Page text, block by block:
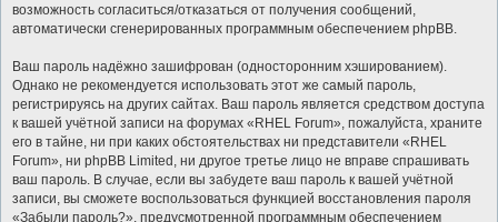
возможность согласиться/отказаться от получения сообщений,
автоматически сгенерированных программным обеспечением phpBB.
Ваш пароль надёжно зашифрован (односторонним хэшированием).
Однако не рекомендуется использовать этот же самый пароль,
регистрируясь на других сайтах. Ваш пароль является средством доступа
к вашей учётной записи на форумах «RHEL Forum», пожалуйста, храните
его в тайне, ни при каких обстоятельствах ни представители «RHEL
Forum», ни phpBB Limited, ни другое третье лицо не вправе спрашивать
ваш пароль. В случае, если вы забудете ваш пароль к вашей учётной
записи, вы сможете воспользоваться функцией восстановления пароля
«Забыли пароль?», предусмотренной программным обеспечением